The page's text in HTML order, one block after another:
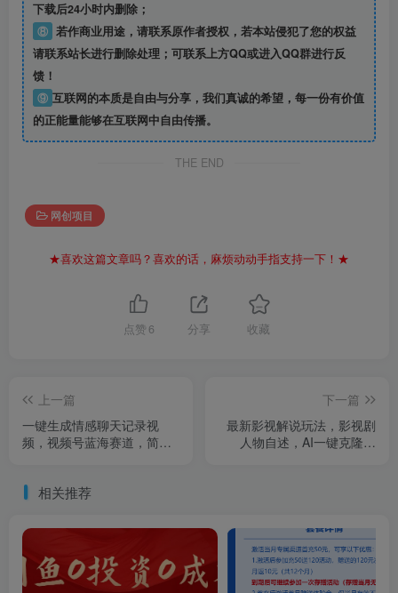
下载后24小时内删除；
⑧ 若作商业用途，请联系原作者授权，若本站侵犯了您的权益
请联系站长进行删除处理；可联系上方QQ或进入QQ群进行反
馈！
⑨ 互联网的本质是自由与分享，我们真诚的希望，每一份有价值
的正能量能够在互联网中自由传播。
THE END
网创项目
★喜欢这篇文章吗？喜欢的话，麻烦动动手指支持一下！★
点赞 6 分享 收藏
上一篇
一键生成情感聊天记录视
频，视频号蓝海赛道，简单
下一篇
最新影视解说玩法，影视剧
人物自述，AI一键克隆生
相关推荐